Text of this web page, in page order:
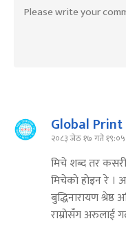
Global
२०८३ जेठ १७ गते १९:०५
मिचे शब्द तर
मिचेकाे हाेइन रे ।
बुद्धिनारायण श्रेष्ठ
राम्राेसँग अरुलाई